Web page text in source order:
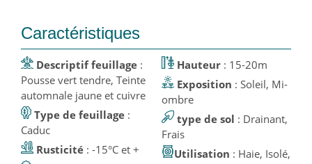
Caractéristiques
Descriptif feuillage :
Pousse vert tendre, Teinte
automnale jaune et cuivre
Type de feuillage :
Caduc
Rusticité : -15°C et +
Hauteur: 15-20m
Exposition : Soleil, Mi-
ombre
type de sol : Drainant,
Frais
Utilisation : Haie, Isolé,